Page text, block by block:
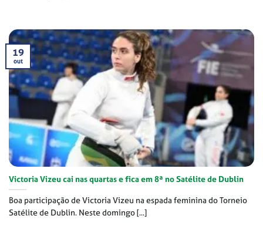
Victoria Vizeu cai nas quartas e fica em 8ª no Satélite de Dublin
Boa participação de Victoria Vizeu na espada feminina do Torneio
Satélite de Dublin. Neste domingo [...]
19
out